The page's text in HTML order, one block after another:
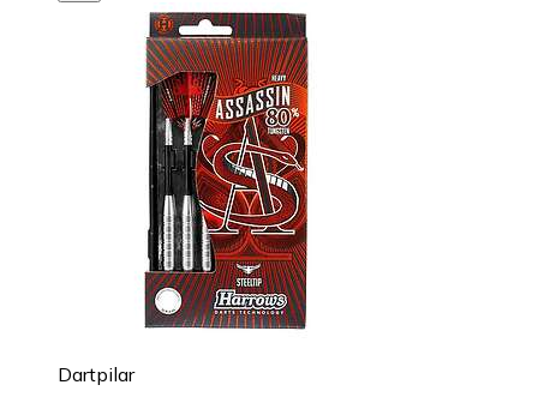
Dartpilar